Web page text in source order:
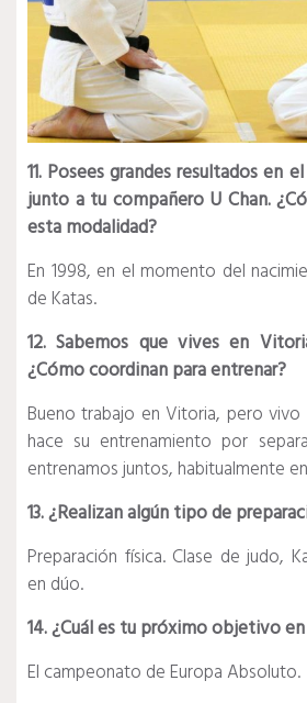
11. Posees grandes resultados en
junto a tu compañero U Chan.
esta modalidad?
En 1998, en el momento del
de Katas.
12. Sabemos que vives en
¿Cómo coordinan para entrenar?
Bueno trabajo en Vitoria, pero vivo
hace su entrenamiento por
entrenamos juntos, habitualmente
13. ¿Realizan algún tipo de
Preparación física. Clase de judo,
en dúo.
14. ¿Cuál es tu próximo objetivo
El campeonato de Europa Absoluto.